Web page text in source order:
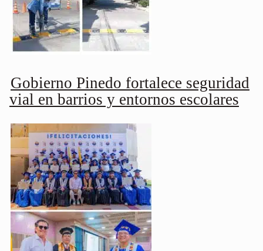
Gobierno Pinedo fortalece seguridad
vial en barrios y entornos escolares